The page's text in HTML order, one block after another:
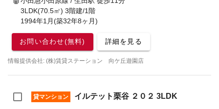
3LDK(70.5㎡) 3階建/1階
1994年1月(築32年8ヶ月)
お問い合わせ(無料) 詳細を見る
情報提供会社: (株)賃貸ステーション 向ケ丘遊園店
貸マンション イルテット栗谷 ２０２ 3LDK